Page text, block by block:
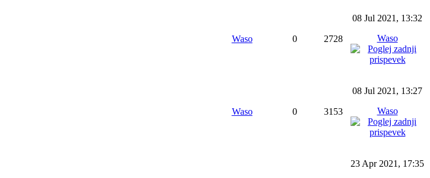
Waso 0 2728
08 Jul 2021, 13:32
Waso
Waso 0 3153
08 Jul 2021, 13:27
Waso
23 Apr 2021, 17:35